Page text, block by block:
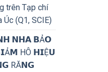
trên Tạp chí
Úc (Q1, SCIE)
𝗡𝗛𝗔 𝗕Ả𝗢
HÔ 𝗛𝗜Ệ𝗨
RĂ𝗡𝗚